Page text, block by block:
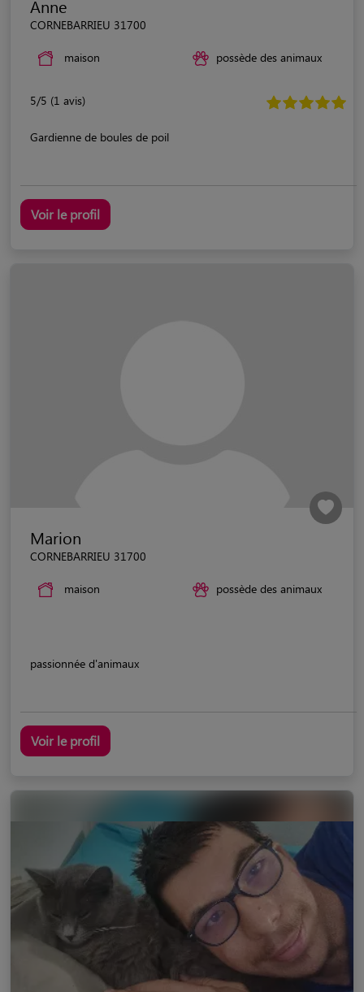
Anne
CORNEBARRIEU 31700
maison possède des animaux
5/5 (1 avis)
Gardienne de boules de poil
Voir le profil
Marion
CORNEBARRIEU 31700
maison possède des animaux
passionnée d'animaux
Voir le profil